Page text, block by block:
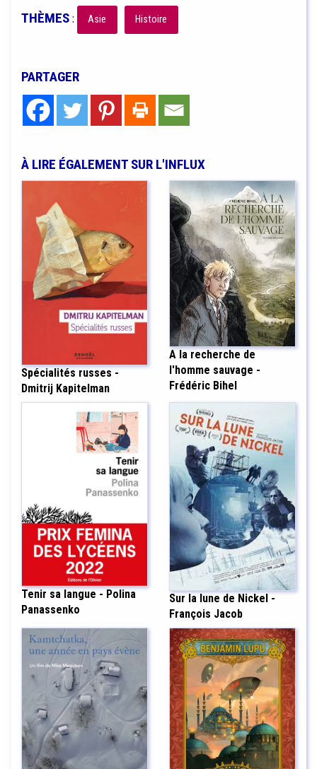
THÈMES: Asie Histoire
PARTAGER
À LIRE ÉGALEMENT SUR L'INFLUX
Spécialités russes -
Dmitrij Kapitelman
A la recherche de
l'homme sauvage -
Frédéric Bihel
Tenir sa langue - Polina
Panassenko
Sur la lune de Nickel -
François Jacob